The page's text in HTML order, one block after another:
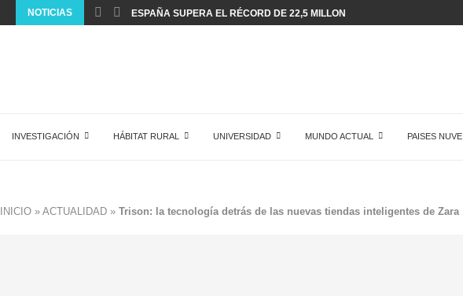
NOTICIAS ESPAÑA SUPERA EL RÉCORD DE 22,5 MILLONES DE...
INVESTIGACIÓN HÁBITAT RURAL UNIVERSIDAD MUNDO ACTUAL PAISES NUVE
INICIO » ACTUALIDAD » Trison: la tecnología detrás de las nuevas tiendas inteligentes de Zara